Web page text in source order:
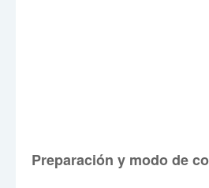
Preparación y modo de